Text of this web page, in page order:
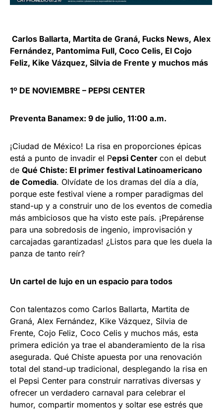
Carlos Ballarta, Martita de Graná, Fucks News, Alex
Fernández, Pantomima Full, Coco Celis, El Cojo
Feliz, Kike Vázquez, Silvia de Frente y muchos más
1º DE NOVIEMBRE – PEPSI CENTER
Preventa Banamex: 9 de julio, 11:00 a.m.
¡Ciudad de México! La risa en proporciones épicas
está a punto de invadir el Pepsi Center con el debut
de Qué Chiste: El primer festival Latinoamericano
de Comedia. Olvídate de los dramas del día a día,
porque este festival viene a romper paradigmas del
stand-up y a construir uno de los eventos de comedia
más ambiciosos que ha visto este país. ¡Prepárense
para una sobredosis de ingenio, improvisación y
carcajadas garantizadas! ¿Listos para que les duela la
panza de tanto reír?
Un cartel de lujo en un espacio para todos
Con talentazos como Carlos Ballarta, Martita de
Graná, Alex Fernández, Kike Vázquez, Silvia de
Frente, Cojo Feliz, Coco Celis y muchos más, esta
primera edición ya trae el abanderamiento de la risa
asegurada. Qué Chiste apuesta por una renovación
total del stand-up tradicional, desplegando la risa en
el Pepsi Center para construir narrativas diversas y
ofrecer un verdadero carnaval para celebrar el
humor, compartir momentos y soltar ese estrés que